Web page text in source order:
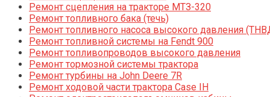
Ремонт сцепления на тракторе МТЗ-320
Ремонт топливного бака (течь)
Ремонт топливного насоса высокого давления
Ремонт топливной системы на Fendt 900
Ремонт топливопроводов высокого давления
Ремонт тормозной системы трактора
Ремонт турбины на John Deere 7R
Ремонт ходовой части трактора Case IH